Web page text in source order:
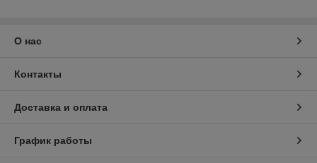
О нас
Контакты
Доставка и оплата
График работы